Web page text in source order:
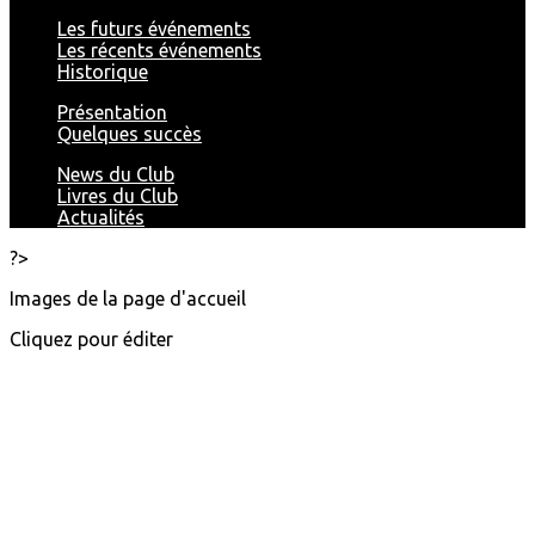
Les futurs événements
Les récents événements
Historique
Présentation
Quelques succès
News du Club
Livres du Club
Actualités
?>
Images de la page d'accueil
Cliquez pour éditer